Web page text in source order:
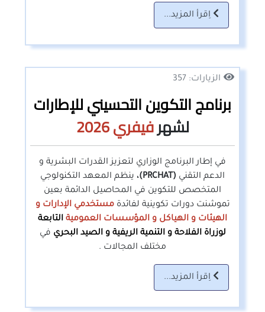
اِقرأ المزيد...
الزيارات: 357
برنامج التكوين التحسيني للإطارات
لشهرفيفري2026
في إطار البرنامج الوزاري لتعزيز القدرات البشرية و
الدعم التقني (PRCHAT)،
ينظم المعهد التكنولوجي
المتخصص للتكوين في المحاصيل الدائمة بعين
تموشنت دورات تكوينية لفائدةمستخدمي الإدارات و
الهيئات و الهياكل و المؤسسات العمومية التابعة
لوزراة الفلاحة و التنمية الريفية و الصيد البحري في
مختلف المجالات .
اِقرأ المزيد...